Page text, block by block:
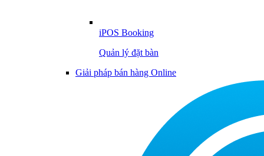
iPOS Booking
Quản lý đặt bàn
Giải pháp bán hàng Online